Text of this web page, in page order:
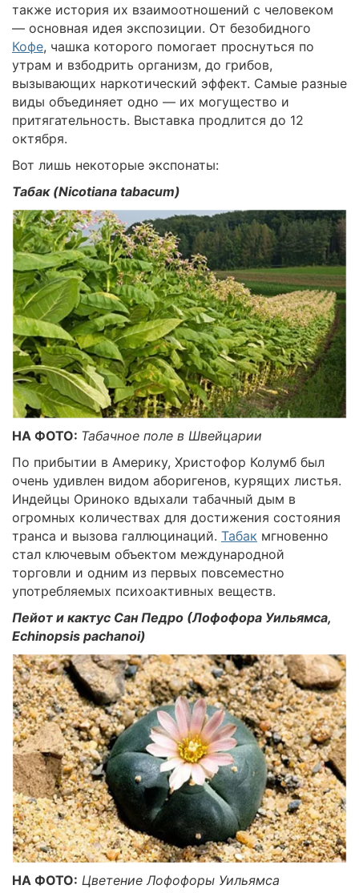
также история их взаимоотношений с человеком
― основная идея экспозиции. От безобидного
Кофе, чашка которого помогает проснуться по
утрам и взбодрить организм, до грибов,
вызывающих наркотический эффект. Самые разные
виды объединяет одно ― их могущество и
притягательность. Выставка продлится до 12
октября.
Вот лишь некоторые экспонаты:
Табак (Nicotiana tabacum)
НА ФОТО: Табачное поле в Швейцарии
По прибытии в Америку, Христофор Колумб был
очень удивлен видом аборигенов, курящих листья.
Индейцы Ориноко вдыхали табачный дым в
огромных количествах для достижения состояния
транса и вызова галлюцинаций. Табак мгновенно
стал ключевым объектом международной
торговли и одним из первых повсеместно
употребляемых психоактивных веществ.
Пейот и кактус Сан Педро (Лофофора Уильямса,
Echinopsis pachanoi)
НА ФОТО: Цветение Лофофоры Уильямса